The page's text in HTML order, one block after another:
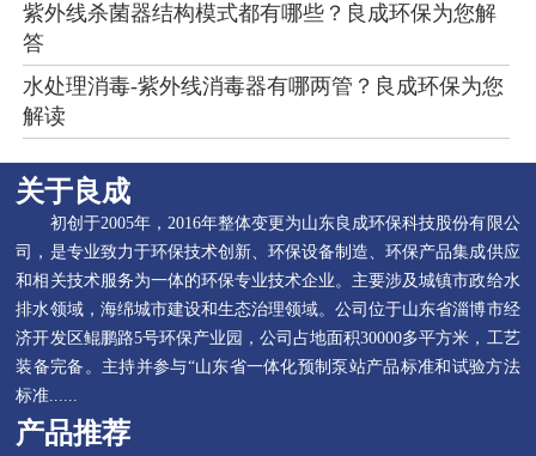
紫外线杀菌器结构模式都有哪些？良成环保为您解
答
水处理消毒-紫外线消毒器有哪两管？良成环保为您
解读
关于良成
初创于2005年，2016年整体变更为山东良成环保科技股份有限公
司，是专业致力于环保技术创新、环保设备制造、环保产品集成供应
和相关技术服务为一体的环保专业技术企业。主要涉及城镇市政给水
排水领域，海绵城市建设和生态治理领域。公司位于山东省淄博市经
济开发区鲲鹏路5号环保产业园，公司占地面积30000多平方米，工艺
装备完备。主持并参与“山东省一体化预制泵站产品标准和试验方法
标准......
产品推荐